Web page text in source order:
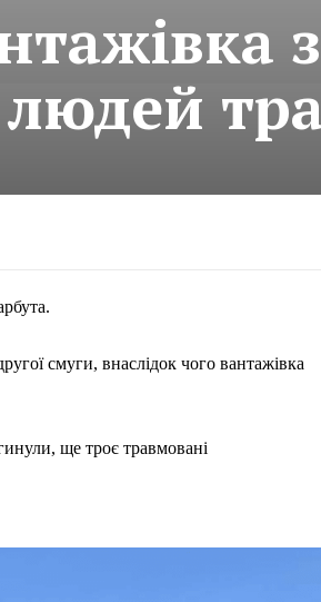
смуги, внаслідок чого вантажівка
ще троє травмовані